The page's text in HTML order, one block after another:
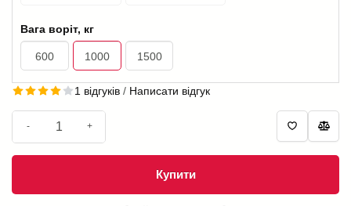
Вага воріт, кг
600 1000 1500
1 відгуків / Написати відгук
- +
Купити